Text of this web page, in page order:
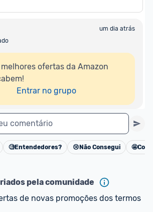
um dia atrás
melhores ofertas da Amazon
Entrar no grupo
comentário
Cancelar
🧐Entendedores? 😢 Não Consegui 🤩
pela comunidade
de novas promoções dos termos